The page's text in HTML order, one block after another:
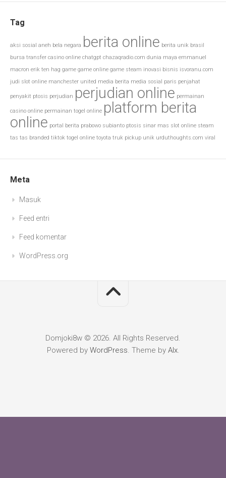
Tag
aksi sosial aneh bela negara berita online berita unik brasil
bursa transfer casino online chatgpt chazaqradio.com dunia maya emmanuel
macron erik ten hag game game online game steam inovasi bisnis isvoranu.com
judi slot online manchester united media berita media sosial paris penjahat
penyakit ptosis perjudian perjudian online permainan
casino online permainan togel online platform berita
online portal berita prabowo subianto ptosis sinar mas slot online steam
tas tas branded tiktok togel online toyota truk pickup unik urduthoughts.com viral
Meta
Masuk
Feed entri
Feed komentar
WordPress.org
Domjoki8w © 2026. All Rights Reserved.
Powered by WordPress . Theme by Alx.